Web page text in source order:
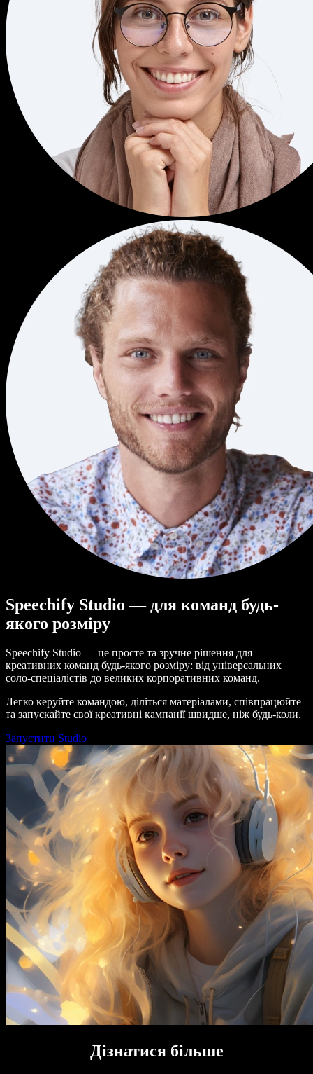
Speechify Studio — для команд будь-
якого розміру
Speechify Studio — це просте та зручне рішення для
креативних команд будь-якого розміру: від універсальних
соло-спеціалістів до великих корпоративних команд.
Легко керуйте командою, діліться матеріалами, співпрацюйте
та запускайте свої креативні кампанії швидше, ніж будь-коли.
Запустити Studio
Дізнатися більше